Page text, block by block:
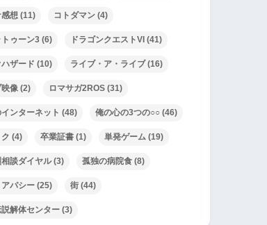
感想 (11) コトダマン (4)
トゥーン3 (6) ドラゴンクエストVI (41)
ザード (10) ライブ・ア・ライブ(16)
映像 (2) ロマサガ2ROS (31)
ンターネット (48) 俺の心の3つの○○ (46)
(4) 卒業証書 (1) 単発ゲーム (19)
談ダイヤル(3) 孤独の病院食 (8)
パシー (25) 街 (44)
解体センター (3)